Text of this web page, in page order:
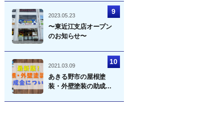
2023.05.23
〜東近江支店オープン
のお知らせ〜
2021.03.09
あきる野市の屋根塗
装・外壁塗装の助成...